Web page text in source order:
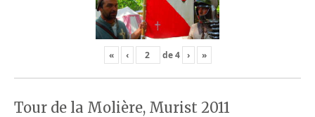
« ‹ de4 › »
Tour de la Molière, Murist 2011